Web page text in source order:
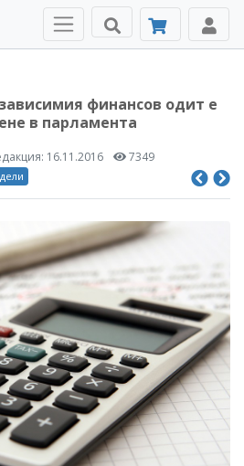
финансов одит е
в парламента
16.11.2016
7349